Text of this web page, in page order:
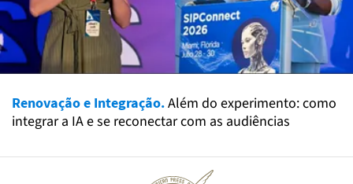
Renovação e Integração.Além do experimento: como
integrar a IA e se reconectar com as audiências